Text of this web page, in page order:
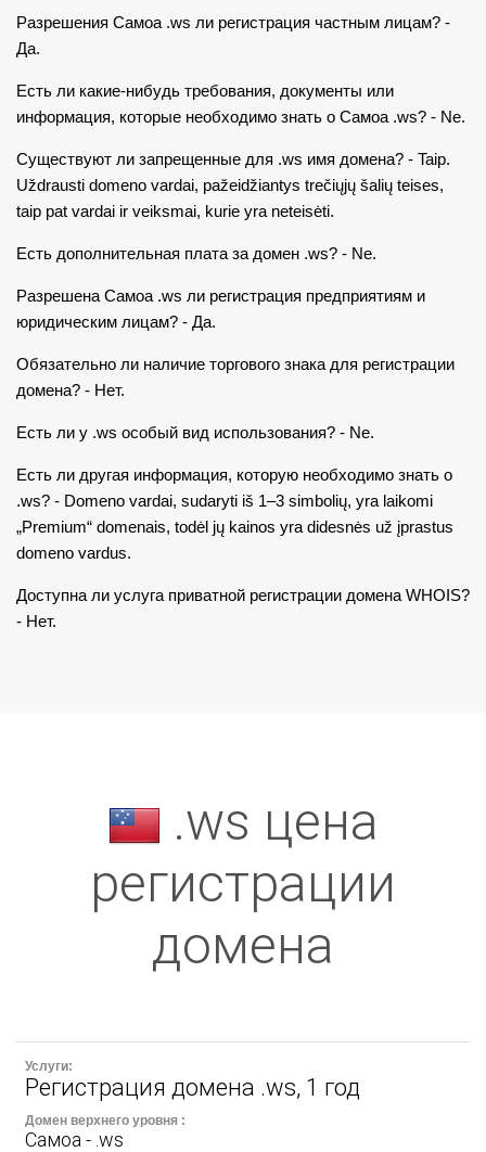
Разрешения Самоа .ws ли регистрация частным лицам? -
Да.
Есть ли какие-нибудь требования, документы или
информация, которые необходимо знать о Самоа .ws? - Ne.
Существуют ли запрещенные для .ws имя домена? - Taip.
Uždrausti domeno vardai, pažeidžiantys trečiųjų šalių teises,
taip pat vardai ir veiksmai, kurie yra neteisėti.
Есть дополнительная плата за домен .ws? - Ne.
Разрешена Самоа .ws ли регистрация предприятиям и
юридическим лицам? - Да.
Обязательно ли наличие торгового знака для регистрации
домена? - Нет.
Есть ли у .ws особый вид использования? - Ne.
Есть ли другая информация, которую необходимо знать o
.ws? - Domeno vardai, sudaryti iš 1–3 simbolių, yra laikomi
„Premium“ domenais, todėl jų kainos yra didesnės už įprastus
domeno vardus.
Доступна ли услуга приватной регистрации домена WHOIS?
- Нет.
.ws цена
регистрации
домена
Регистрация домена .ws, 1 год
Самоа - .ws